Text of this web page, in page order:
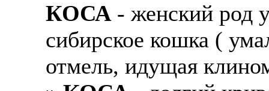
КОСА- женский род
сибирское кошка (
отмель, идущая